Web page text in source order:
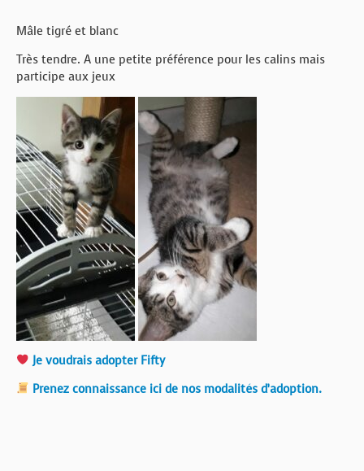
Mâle tigré et blanc
Très tendre. A une petite préférence pour les calins mais
participe aux jeux
Je voudrais adopter Fifty
Prenez connaissance ici de nos modalités d’adoption.